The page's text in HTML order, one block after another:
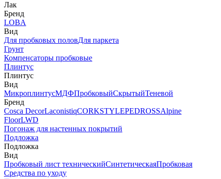
Лак
Бренд
LOBA
Вид
Для пробковых половДля паркета
Грунт
Компенсаторы пробковые
Плинтус
Плинтус
Вид
МикроплинтусМДФПробковыйСкрытыйТеневой
Бренд
Cosca DecorLaconistiqCORKSTYLEPEDROSSAlpine
FloorLWD
Погонаж для настенных покрытий
Подложка
Подложка
Вид
Пробковый лист техническийСинтетическаяПробковая
Средства по уходу